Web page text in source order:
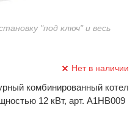
Нет в наличии
комбинированный котел
12 кВт, арт. A1HB009
"под ключ" и весь